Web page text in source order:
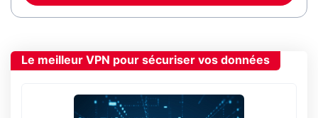
Le meilleur VPN pour sécuriser vos données